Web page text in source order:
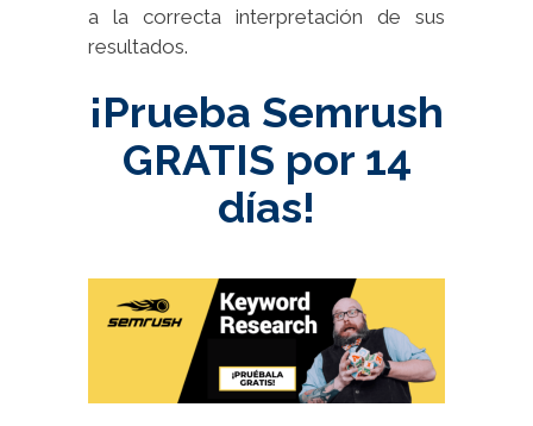
a la correcta interpretación de sus
resultados.
¡Prueba Semrush
GRATIS por 14
días!